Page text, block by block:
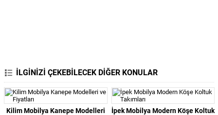
İLGİNİZİ ÇEKEBİLECEK DİĞER KONULAR
Kilim Mobilya Kanepe Modelleri
İpek Mobilya Modern Köşe Koltuk